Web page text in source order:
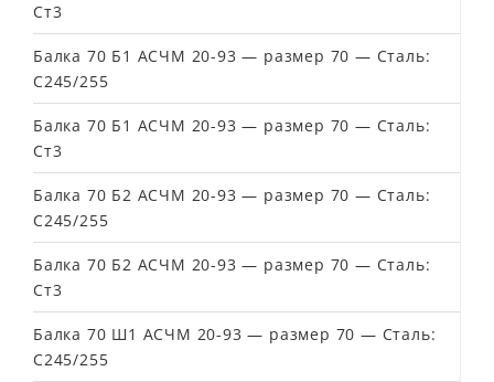
Ст3
Балка 70 Б1 АСЧМ 20-93 — размер 70 — Сталь:
С245/255
Балка 70 Б1 АСЧМ 20-93 — размер 70 — Сталь:
Ст3
Балка 70 Б2 АСЧМ 20-93 — размер 70 — Сталь:
С245/255
Балка 70 Б2 АСЧМ 20-93 — размер 70 — Сталь:
Ст3
Балка 70 Ш1 АСЧМ 20-93 — размер 70 — Сталь:
С245/255